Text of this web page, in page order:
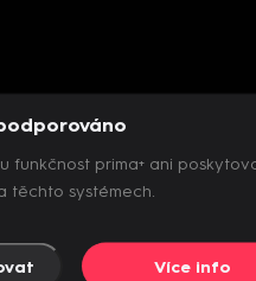
funkčnost prima+ ani
těchto systémech.
Více info